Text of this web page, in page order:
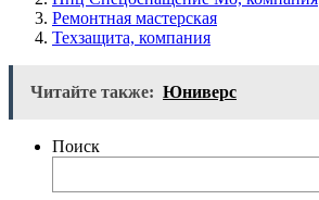
Ремонтная мастерская
Техзащита, компания
Читайте также: Юниверс
Поиск